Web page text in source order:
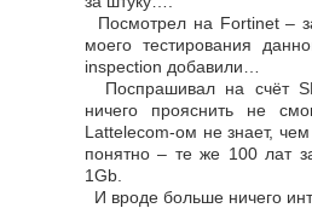
Посмотрел на Fortinet –
моего тестирования
inspection добавили…
Поспрашивал на счёт
ничего прояснить не
Lattelecom-ом не знает,
понятно – те же 100 лат
1Gb.
И вроде больше ничего